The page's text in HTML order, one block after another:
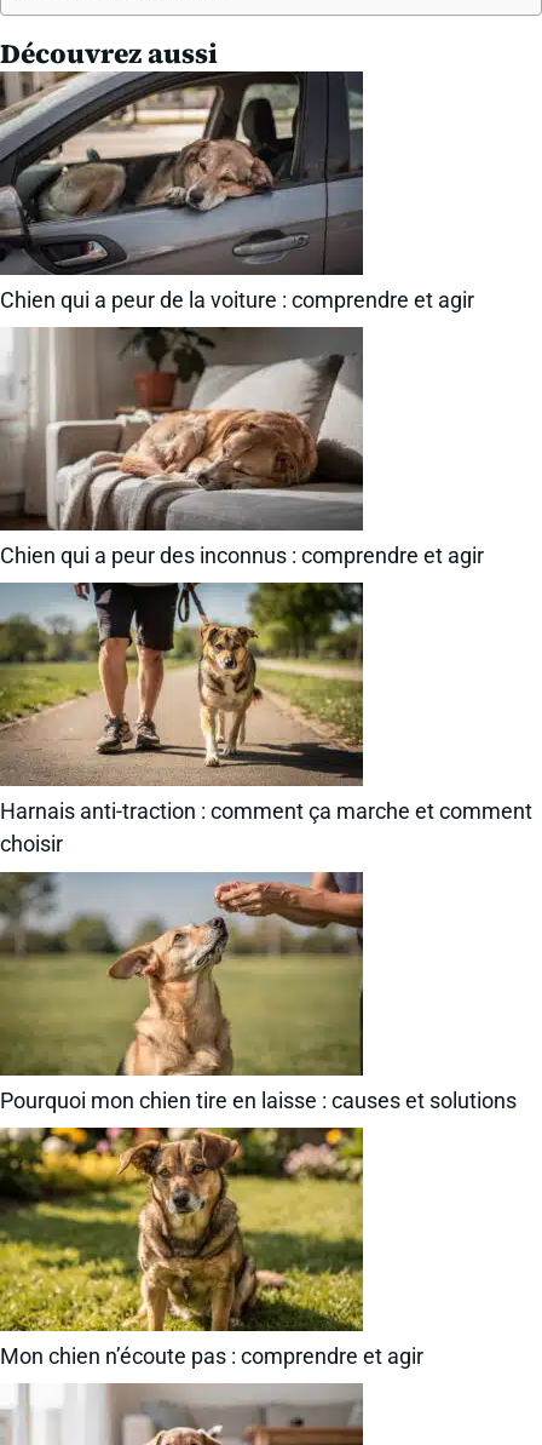
Découvrez aussi
Chien qui a peur de la voiture : comprendre et agir
Chien qui a peur des inconnus : comprendre et agir
Harnais anti-traction : comment ça marche et comment
choisir
Pourquoi mon chien tire en laisse : causes et solutions
Mon chien n’écoute pas : comprendre et agir